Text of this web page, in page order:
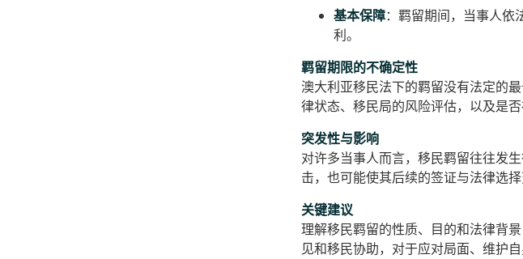
基本保障：羁留期间，当事人依
利。
羁留期限的不确定性
澳大利亚移民法下的羁留没有法定的
律状态、移民局的风险评估，以及是
突发性与影响
对许多当事人而言，移民羁留往往发
击，也可能使其后续的签证与法律选择
关键建议
理解移民羁留的性质、目的和法律背
见和移民协助，对于应对局面、维护